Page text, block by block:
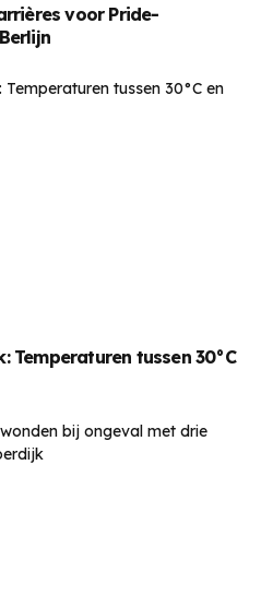
voor Pride-
Temperaturen tussen 30°C